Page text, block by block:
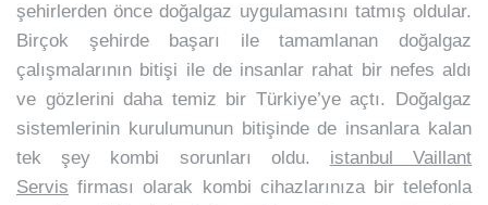
şehirlerden önce doğalgaz uygulamasını tatmış oldular.
Birçok şehirde başarı ile tamamlanan doğalgaz
çalışmalarının bitişi ile de insanlar rahat bir nefes aldı
ve gözlerini daha temiz bir Türkiye’ye açtı. Doğalgaz
sistemlerinin kurulumunun bitişinde de insanlara kalan
tek şey kombi sorunları oldu. istanbul Vaillant
Servis firması olarak kombi cihazlarınıza bir telefonla